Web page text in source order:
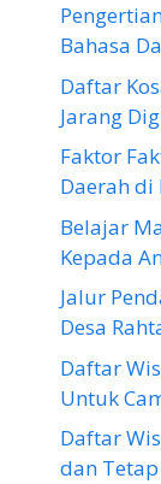
Bahasa
Daftar
Jarang
Faktor
Daerah di
Belajar
Kepada
Jalur
Desa
Daftar
Untuk
Daftar
dan